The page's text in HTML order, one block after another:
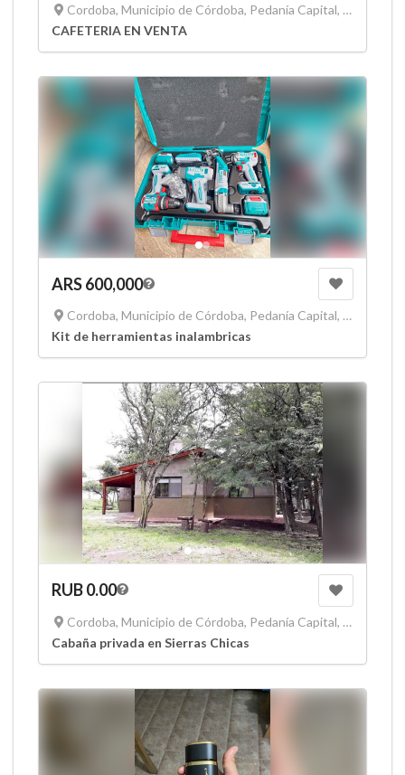
Cordoba, Municipio de Córdoba, Pedanía Capital, Departamento Capital, Córdoba, X5000, Argentina
CAFETERIA EN VENTA
ARS 600,000
Cordoba, Municipio de Córdoba, Pedanía Capital, Departamento Capital, Córdoba, X5000, Argentina
Kit de herramientas inalambricas
RUB 0.00
Cordoba, Municipio de Córdoba, Pedanía Capital, Departamento Capital, Córdoba, X5000, Argentina
Cabaña privada en Sierras Chicas